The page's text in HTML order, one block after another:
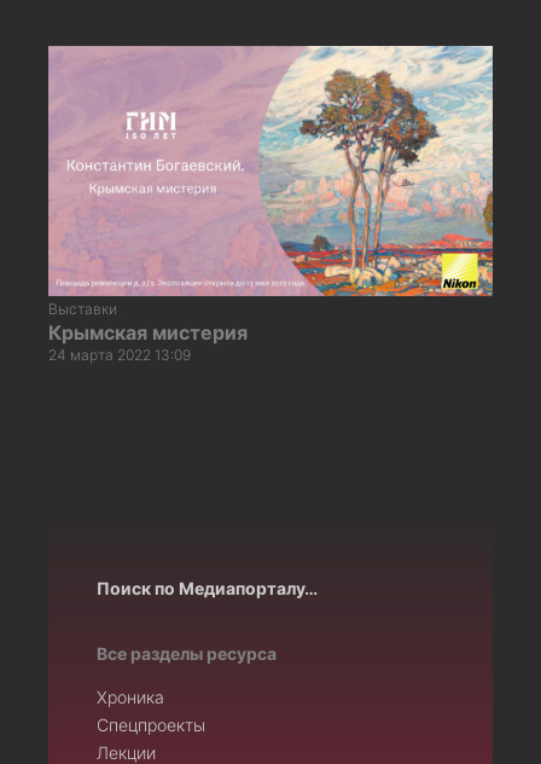
Выставки
Крымская мистерия
24 марта 2022 13:09
Поиск по Медиапорталу…
Все разделы ресурса
Хроника
Спецпроекты
Лекции